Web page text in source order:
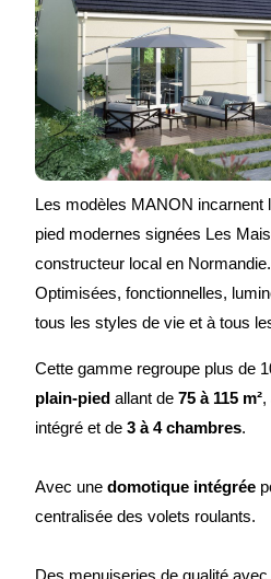
Les modèles MANON incarnent
pied modernes signées Les
constructeur local en Normandie.
Optimisées, fonctionnelles,
tous les styles de vie et à tous
Cette gamme regroupe plus de
plain-pied allant de 75 à 115 m²,
intégré et de 3 à 4 chambres.
Avec une domotique intégrée
centralisée des volets roulants.
Des menuiseries de qualité avec